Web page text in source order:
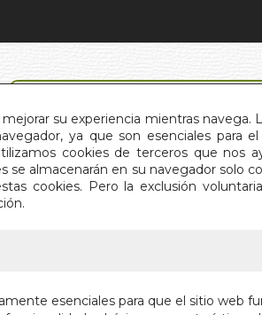
su experiencia mientras navega.
ya que son esenciales para
cookies de terceros que nos
se almacenarán en su navegador solo
cookies. Pero la exclusión
esenciales para que el sitio web
QUIÉNES SOMOS